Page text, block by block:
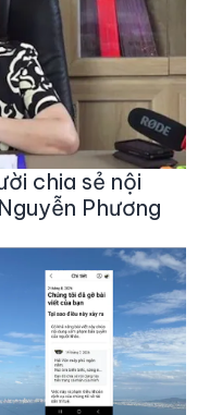
chia sẻ nội
Phương